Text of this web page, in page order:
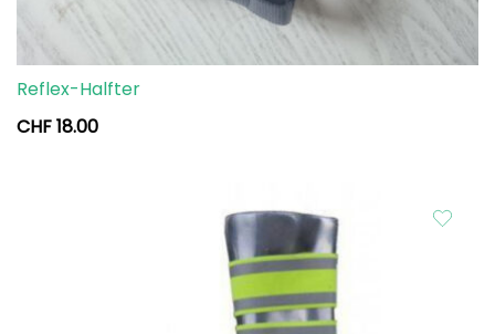
Reflex-Halfter
CHF18.00